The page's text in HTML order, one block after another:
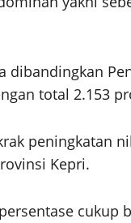
total 2.153
peningkatan
Kepri.
cukup